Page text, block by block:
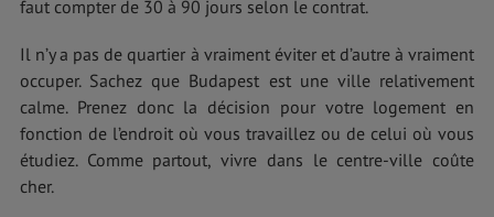
faut compter de 30 à 90 jours selon le contrat.
Il n’y a pas de quartier à vraiment éviter et d’autre à vraiment
occuper. Sachez que Budapest est une ville relativement
calme. Prenez donc la décision pour votre logement en
fonction de l’endroit où vous travaillez ou de celui où vous
étudiez. Comme partout, vivre dans le centre-ville coûte
cher.